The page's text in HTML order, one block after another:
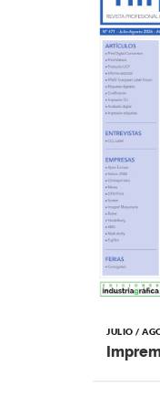
JULIO /